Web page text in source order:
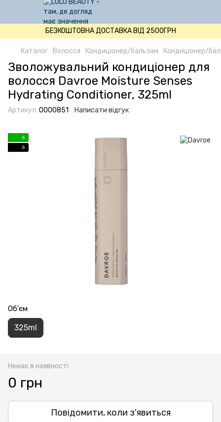
БЕЗКОШТОВНА ДОСТАВКА ВІД 2500ГРН
Каталог Волосся Кондиціонер/бальзам Кондиціонер/
Зволожувальний кондиціонер для
волосся Davroe Moisture Senses
Hydrating Conditioner, 325ml
Артикул: 0000851 Написати відгук
6
6
Об'єм
325ml
Немає в наявності
0 грн
Повідомити, коли з'явиться